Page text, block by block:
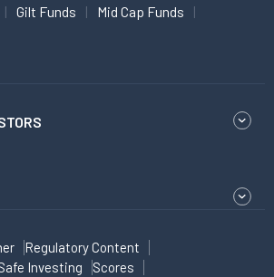
Gilt Funds
Mid Cap Funds
Regulatory Content
Investing
Scores